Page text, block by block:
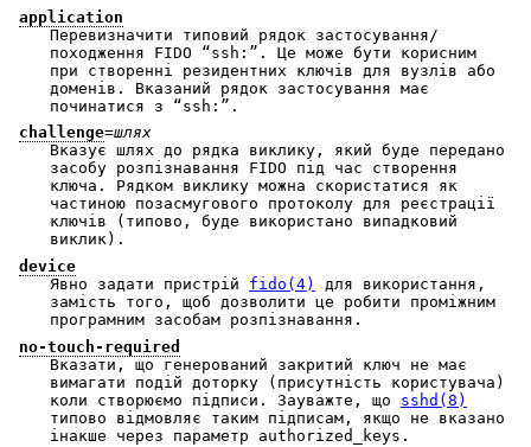
application
Перевизначити типовий рядок застосування/
походження FIDO “ssh:”. Це може бути корисним
при створенні резидентних ключів для вузлів або
доменів. Вказаний рядок застосування має
починатися з “ssh:”.
challenge=шлях
Вказує шлях до рядка виклику, який буде передано
засобу розпізнавання FIDO під час створення
ключа. Рядком виклику можна скористатися як
частиною позасмугового протоколу для реєстрації
ключів (типово, буде використано випадковий
виклик).
device
Явно задати пристрій fido(4)
для використання,
замість того, щоб дозволити це робити проміжним
програмним засобам розпізнавання.
no-touch-required
Вказати, що генерований закритий ключ не має
вимагати подій доторку (присутність користувача)
коли створюємо підписи. Зауважте, що sshd(8)
типово відмовляє таким підписам, якщо не вказано
інакше через параметр authorized_keys.